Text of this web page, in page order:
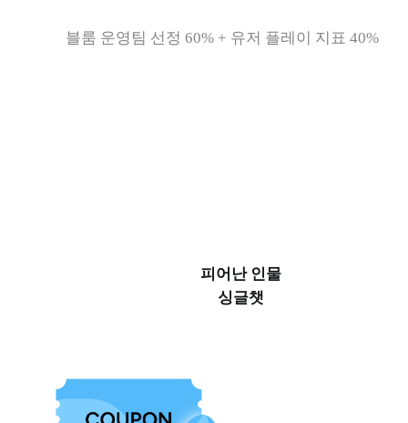
블룸 운영팀 선정 60% + 유저 플레이 지표 40%
피어난 인물
싱글챗